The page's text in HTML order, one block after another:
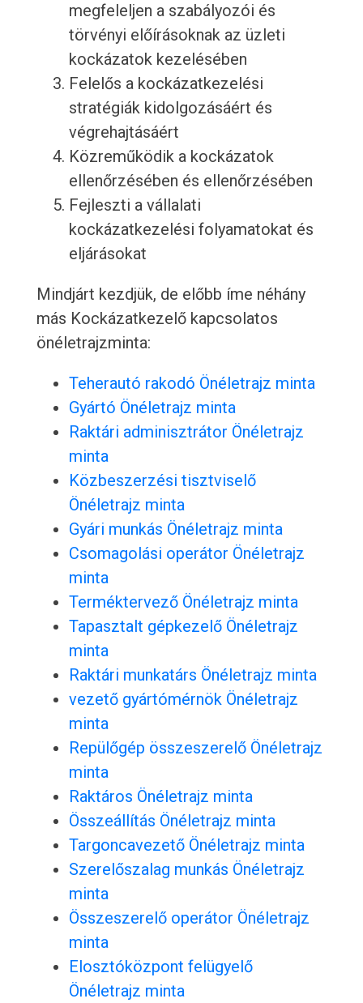
megfeleljen a szabályozói és
törvényi előírásoknak az üzleti
kockázatok kezelésében
Felelős a kockázatkezelési
stratégiák kidolgozásáért és
végrehajtásáért
Közreműködik a kockázatok
ellenőrzésében és ellenőrzésében
Fejleszti a vállalati
kockázatkezelési folyamatokat és
eljárásokat
Mindjárt kezdjük, de előbb íme néhány
más Kockázatkezelő kapcsolatos
önéletrajzminta:
Teherautó rakodó Önéletrajz minta
Gyártó Önéletrajz minta
Raktári adminisztrátor Önéletrajz
minta
Közbeszerzési tisztviselő
Önéletrajz minta
Gyári munkás Önéletrajz minta
Csomagolási operátor Önéletrajz
minta
Terméktervező Önéletrajz minta
Tapasztalt gépkezelő Önéletrajz
minta
Raktári munkatárs Önéletrajz minta
vezető gyártómérnök Önéletrajz
minta
Repülőgép összeszerelő Önéletrajz
minta
Raktáros Önéletrajz minta
Összeállítás Önéletrajz minta
Targoncavezető Önéletrajz minta
Szerelőszalag munkás Önéletrajz
minta
Összeszerelő operátor Önéletrajz
minta
Elosztóközpont felügyelő
Önéletrajz minta